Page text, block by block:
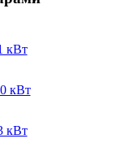
кВт
кВт
кВт